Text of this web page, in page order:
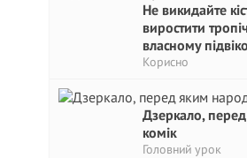
Не викидайте
виростити
власному
Корисно
Дзеркало,
комік
Головний урок